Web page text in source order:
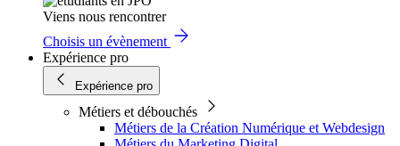
Viens nous rencontrer
Choisis un évènement
Expérience pro
Expérience pro
Métiers et débouchés
Métiers de la Création Numérique et Webdesign